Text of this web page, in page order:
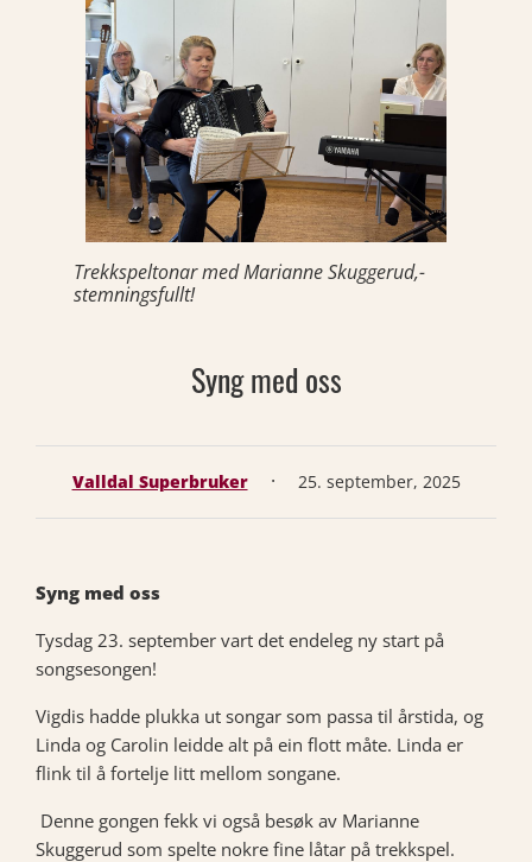
Trekkspeltonar med Marianne Skuggerud,-
stemningsfullt!
Syng med oss
Valldal Superbruker · 25. september, 2025
Syng med oss
Tysdag 23. september vart det endeleg ny start på
songsesongen!
Vigdis hadde plukka ut songar som passa til årstida, og
Linda og Carolin leidde alt på ein flott måte. Linda er
flink til å fortelje litt mellom songane.
Denne gongen fekk vi også besøk av Marianne
Skuggerud som spelte nokre fine låtar på trekkspel.